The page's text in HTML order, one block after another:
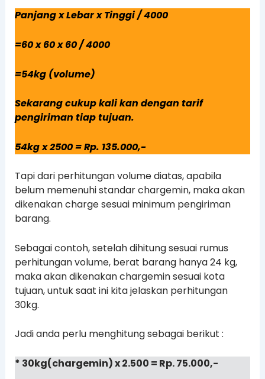
Panjang x Lebar x Tinggi / 4000
=60 x 60 x 60 / 4000
=54kg (volume)
Sekarang cukup kali kan dengan tarif
pengiriman tiap tujuan.
54kg x 2500 = Rp. 135.000,-
Tapi dari perhitungan volume diatas, apabila
belum memenuhi standar chargemin, maka akan
dikenakan charge sesuai minimum pengiriman
barang.
Sebagai contoh, setelah dihitung sesuai rumus
perhitungan volume, berat barang hanya 24 kg,
maka akan dikenakan chargemin sesuai kota
tujuan, untuk saat ini kita jelaskan perhitungan
30kg.
Jadi anda perlu menghitung sebagai berikut :
* 30kg(chargemin) x 2.500 = Rp. 75.000,-